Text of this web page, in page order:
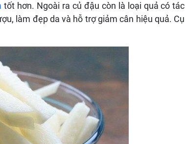
tốt hơn. Ngoài ra củ đậu còn là loại quả có tác
làm đẹp da và hỗ trợ giảm cân hiệu quả. Cụ